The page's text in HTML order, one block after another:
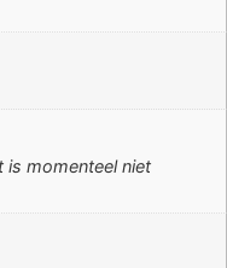
is momenteel niet